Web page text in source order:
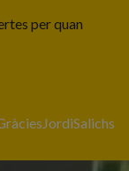
per quan